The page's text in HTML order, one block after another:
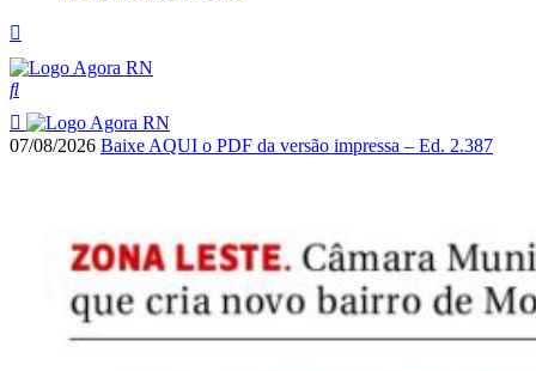
07/08/2026 Baixe AQUI o PDF da versão impressa – Ed. 2.387